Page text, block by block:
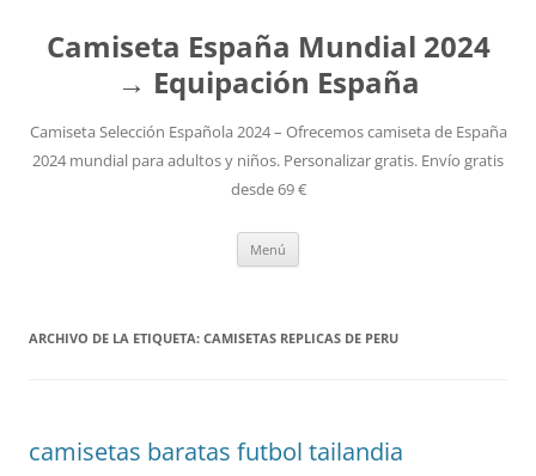
Camiseta España Mundial 2024
→ Equipación España
Camiseta Selección Española 2024 – Ofrecemos camiseta de España
2024 mundial para adultos y niños. Personalizar gratis. Envío gratis
desde 69 €
Menú
ARCHIVO DE LA ETIQUETA: CAMISETAS REPLICAS DE PERU
camisetas baratas futbol tailandia